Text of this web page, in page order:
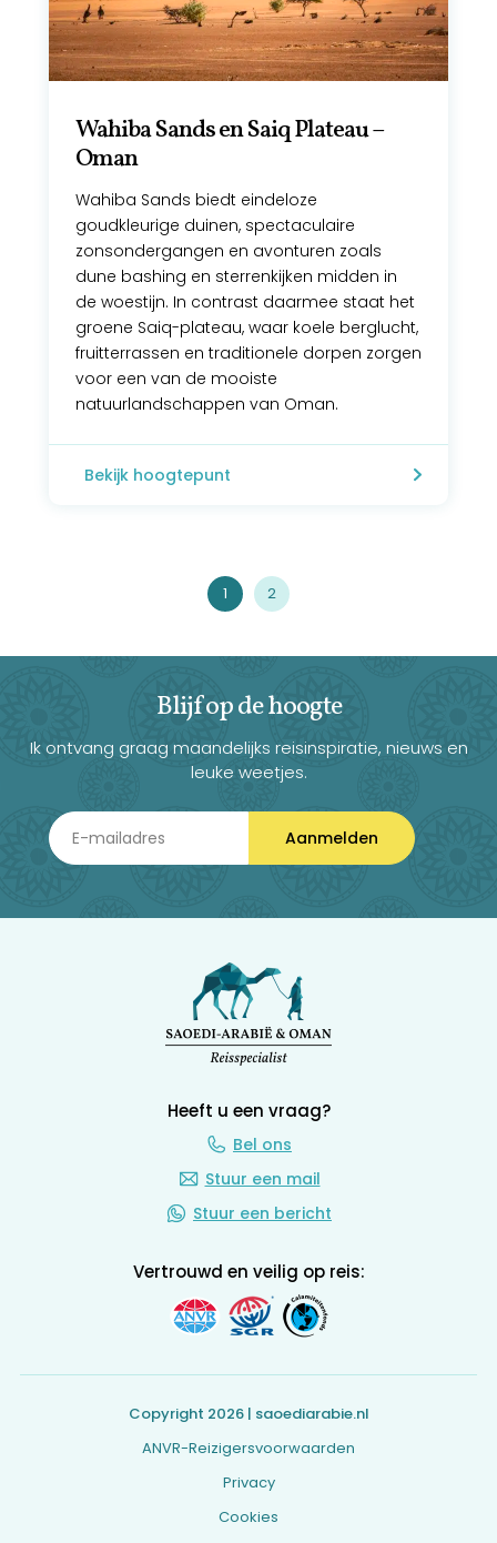
Wahiba Sands en Saiq Plateau –
Oman
Wahiba Sands biedt eindeloze
goudkleurige duinen, spectaculaire
zonsondergangen en avonturen zoals
dune bashing en sterrenkijken midden in
de woestijn. In contrast daarmee staat het
groene Saiq-plateau, waar koele berglucht,
fruitterrassen en traditionele dorpen zorgen
voor een van de mooiste
natuurlandschappen van Oman.
Bekijk hoogtepunt
1 2
Blijf op de hoogte
Ik ontvang graag maandelijks reisinspiratie, nieuws en
leuke weetjes.
Aanmelden
Heeft u een vraag?
Bel ons
Stuur een mail
Stuur een bericht
Vertrouwd en veilig op reis:
Copyright 2026 | saoediarabie.nl
ANVR-Reizigersvoorwaarden
Privacy
Cookies